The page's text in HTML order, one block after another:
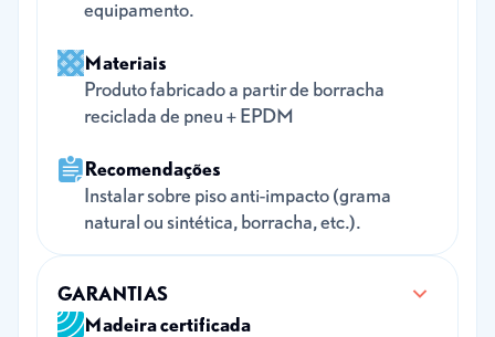
equipamento.
Materiais
Produto fabricado a partir de borracha
reciclada de pneu + EPDM
Recomendações
Instalar sobre piso anti-impacto (grama
natural ou sintética, borracha, etc.).
GARANTIAS
Madeira certificada